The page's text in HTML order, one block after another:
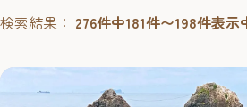
検索結果： 276件中181件〜198件表示